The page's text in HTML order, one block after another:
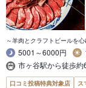
～羊肉とクラフトビールを
5001～6000円
市ヶ谷駅から徒歩
口コミ投稿特典対象店 ス